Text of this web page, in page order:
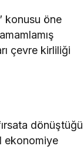
konusu öne
çevre kirliliği
dönüştüğü
ekonomiye